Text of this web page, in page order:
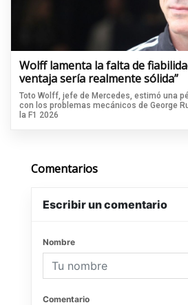
Wolff lamenta la falta de
ventaja sería realmente sólida”
Toto Wolff, jefe de Mercedes, estimó una
con los problemas mecánicos de George
la F1 2026
Comentarios
Escribir un comentario
Nombre
Comentario